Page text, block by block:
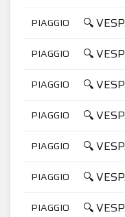
PIAGGIO 🔍
PIAGGIO 🔍
PIAGGIO 🔍
PIAGGIO 🔍
PIAGGIO 🔍
PIAGGIO 🔍
PIAGGIO 🔍